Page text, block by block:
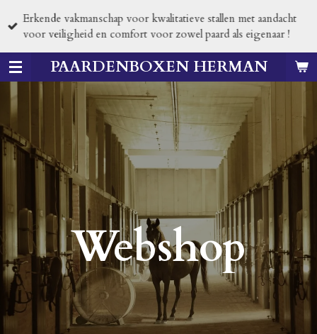
Passer
au
principal PAARDENBOXEN HERMAN
Erkende vakmanschap voor kwalitatieve stallen met aandacht
voor veiligheid en comfort voor zowel paard als eigenaar !
Webshop